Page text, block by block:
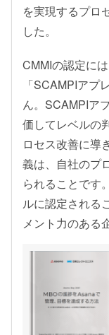
を実現するプロ
した。
CMMIの認定に
「SCAMPIアプ
ん。SCAMPIア
価してレベルの
ロセス改善に導
義は、自社のプ
られることです
ルに認定される
メント力のある